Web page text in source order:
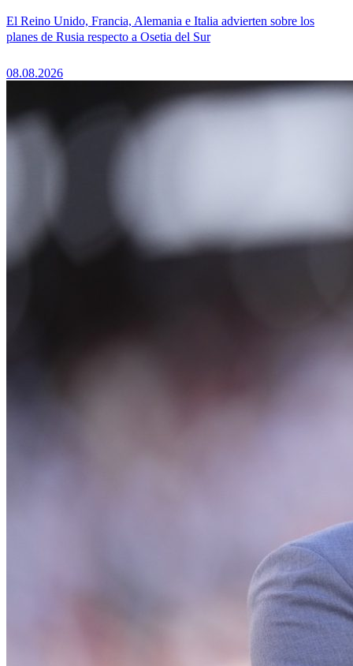
El Reino Unido, Francia, Alemania e Italia advierten sobre los
planes de Rusia respecto a Osetia del Sur
08.08.2026